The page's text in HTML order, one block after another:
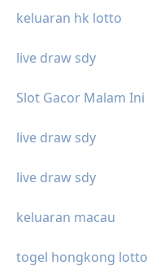
keluaran hk lotto
live draw sdy
Slot Gacor Malam Ini
live draw sdy
live draw sdy
keluaran macau
togel hongkong lotto